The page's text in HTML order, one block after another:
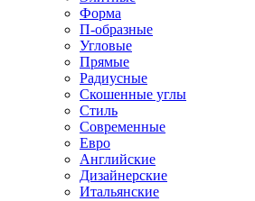
Форма
П-образные
Угловые
Прямые
Радиусные
Скошенные углы
Стиль
Современные
Евро
Английские
Дизайнерские
Итальянские